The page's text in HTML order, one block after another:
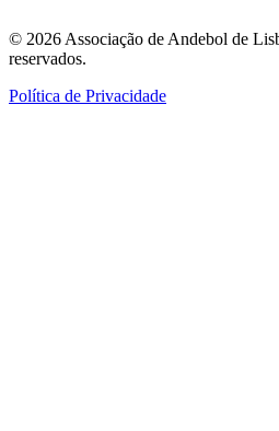
© 2026 Associação de Andebol de
reservados.
Política de Privacidade